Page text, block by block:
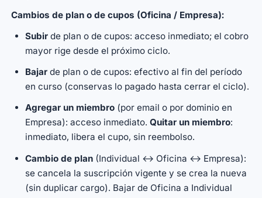
Cambios de plan o de cupos (Oficina / Empresa):
Subir de plan o de cupos: acceso inmediato; el cobro
mayor rige desde el próximo ciclo.
Bajar de plan o de cupos: efectivo al fin del período
en curso (conservas lo pagado hasta cerrar el ciclo).
Agregar un miembro (por email o por dominio en
Empresa): acceso inmediato.Quitar un miembro:
inmediato, libera el cupo, sin reembolso.
Cambio de plan (Individual ↔ Oficina ↔ Empresa):
se cancela la suscripción vigente y se crea la nueva
(sin duplicar cargo). Bajar de Oficina a Individual